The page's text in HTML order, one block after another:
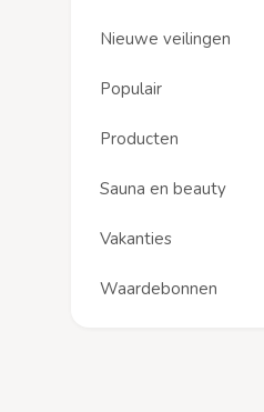
Nieuwe veilingen
Populair
Producten
Sauna en beauty
Vakanties
Waardebonnen